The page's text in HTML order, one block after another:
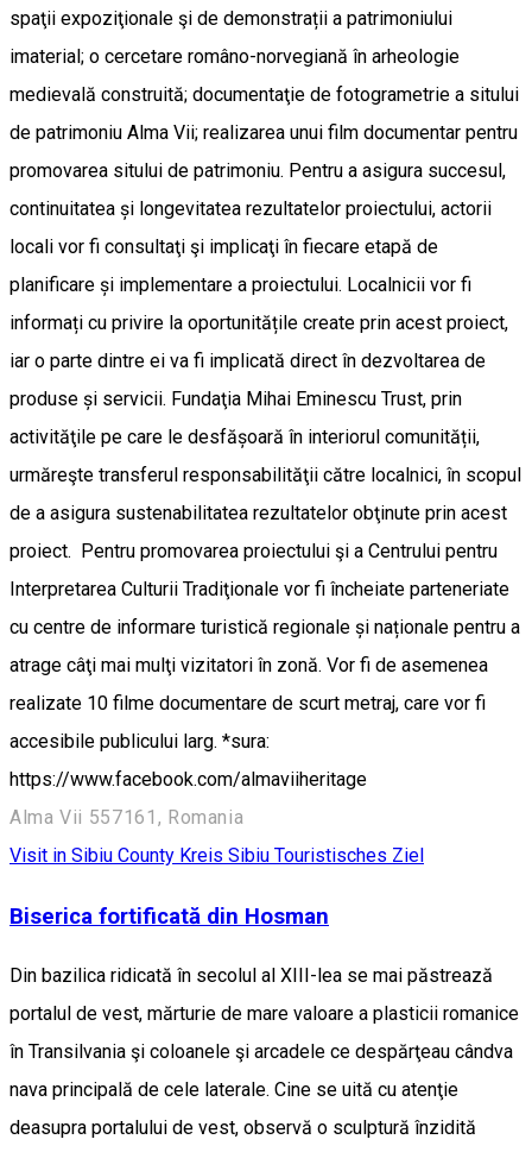
spaţii expoziţionale şi de demonstrații a patrimoniului
imaterial; o cercetare româno-norvegiană în arheologie
medievală construită; documentaţie de fotogrametrie a sitului
de patrimoniu Alma Vii; realizarea unui film documentar pentru
promovarea sitului de patrimoniu. Pentru a asigura succesul,
continuitatea și longevitatea rezultatelor proiectului, actorii
locali vor fi consultaţi şi implicaţi în fiecare etapă de
planificare și implementare a proiectului. Localnicii vor fi
informați cu privire la oportunitățile create prin acest proiect,
iar o parte dintre ei va fi implicată direct în dezvoltarea de
produse și servicii. Fundaţia Mihai Eminescu Trust, prin
activităţile pe care le desfășoară în interiorul comunității,
urmăreşte transferul responsabilităţii către localnici, în scopul
de a asigura sustenabilitatea rezultatelor obţinute prin acest
proiect. Pentru promovarea proiectului şi a Centrului pentru
Interpretarea Culturii Tradiţionale vor fi încheiate parteneriate
cu centre de informare turistică regionale și naționale pentru a
atrage câţi mai mulţi vizitatori în zonă. Vor fi de asemenea
realizate 10 filme documentare de scurt metraj, care vor fi
accesibile publicului larg. *sura:
https://www.facebook.com/almaviiheritage
Alma Vii 557161, Romania
Visit in Sibiu County Kreis Sibiu Touristisches Ziel
Biserica fortificată din Hosman
Din bazilica ridicată în secolul al XIII-lea se mai păstrează
portalul de vest, mărturie de mare valoare a plasticii romanice
în Transilvania şi coloanele şi arcadele ce despărţeau cândva
nava principală de cele laterale. Cine se uită cu atenţie
deasupra portalului de vest, observă o sculptură înzidită